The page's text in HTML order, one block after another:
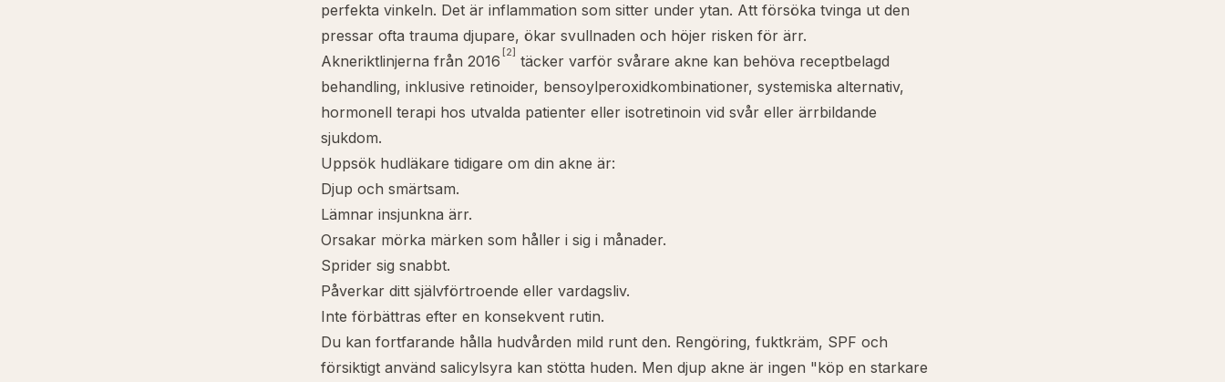
perfekta vinkeln. Det är inflammation som sitter under ytan. Att försöka tvinga ut den
pressar ofta trauma djupare, ökar svullnaden och höjer risken för ärr.
Akneriktlinjerna från 2016 [2] täcker varför svårare akne kan behöva receptbelagd
behandling, inklusive retinoider, bensoylperoxidkombinationer, systemiska alternativ,
hormonell terapi hos utvalda patienter eller isotretinoin vid svår eller ärrbildande
sjukdom.
Uppsök hudläkare tidigare om din akne är:
Djup och smärtsam.
Lämnar insjunkna ärr.
Orsakar mörka märken som håller i sig i månader.
Sprider sig snabbt.
Påverkar ditt självförtroende eller vardagsliv.
Inte förbättras efter en konsekvent rutin.
Du kan fortfarande hålla hudvården mild runt den. Rengöring, fuktkräm, SPF och
försiktigt använd salicylsyra kan stötta huden. Men djup akne är ingen "köp en starkare